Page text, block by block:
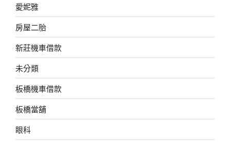
愛妮雅
房屋二胎
新莊機車借款
未分類
板橋機車借款
板橋當舖
眼科